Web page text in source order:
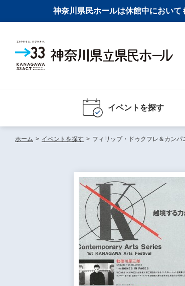
神奈川県民ホールは休館中におい
イベントを探す
ホーム > イベントを探す > フィリップ・ドゥクフレ＆カン